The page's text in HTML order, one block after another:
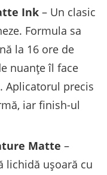
Ink – Un clasic
Formula sa
la 16 ore de
nuanțe îl face
Aplicatorul precis
iar finish-ul
Matte –
lichidă ușoară cu